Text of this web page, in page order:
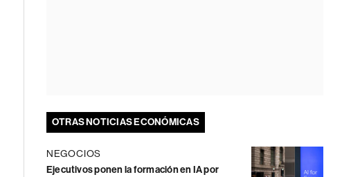
OTRAS NOTICIAS ECONÓMICAS
NEGOCIOS
Ejecutivos ponen la formación en IA por